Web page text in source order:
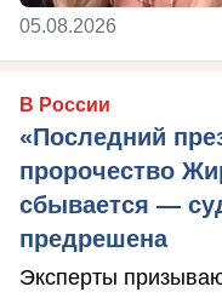
05.08.2026
В России
«Последний
пророчество
сбывается —
предрешена
Эксперты